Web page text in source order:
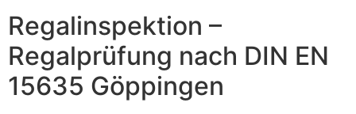
Regalinspektion –
Regalprüfung nach DIN EN
15635 Göppingen